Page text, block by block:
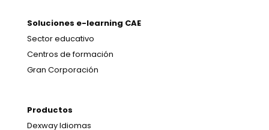
Soluciones e-learning CAE
Sector educativo
Centros de formación
Gran Corporación
Productos
Dexway Idiomas